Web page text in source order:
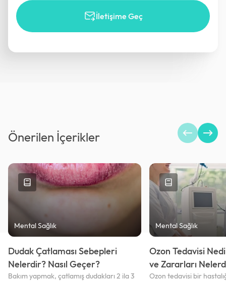
İletişime Geç
Önerilen İçerikler
Mental Sağlık
Dudak Çatlaması Sebepleri
Nelerdir? Nasıl Geçer?
Bakım yapmak, çatlamış dudakları 2 ila 3
Mental Sağlık
Ozon Tedavisi
ve Zararları
Ozon tedavisi bir